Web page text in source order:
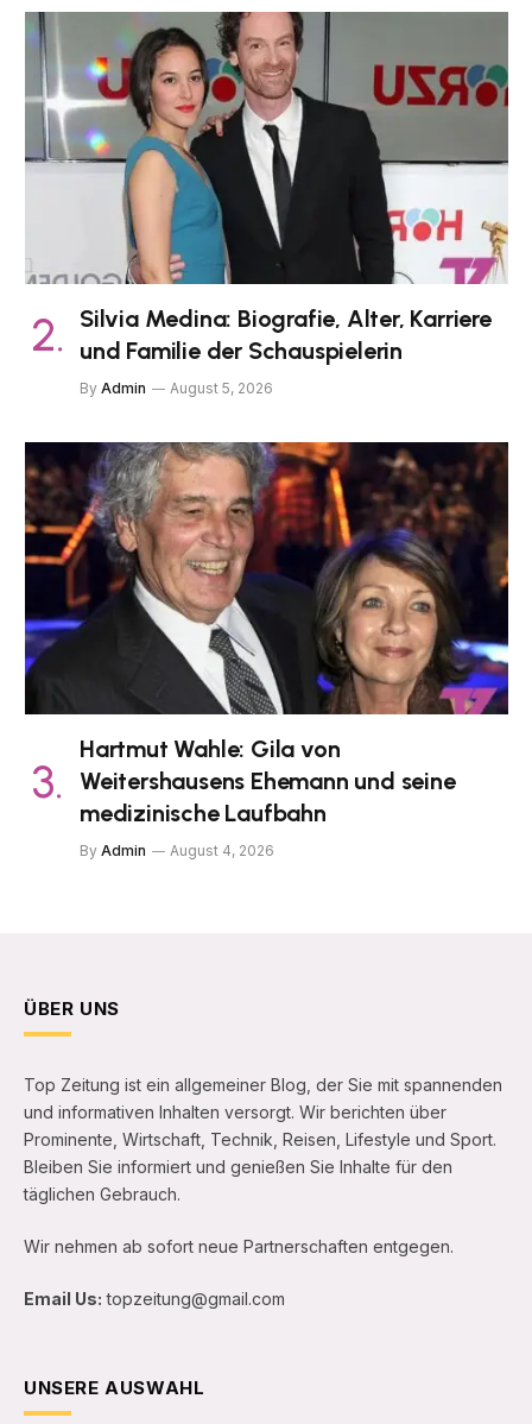
Silvia Medina: Biografie, Alter, Karriere
und Familie der Schauspielerin
By Admin August 5, 2026
Hartmut Wahle: Gila von
Weitershausens Ehemann und seine
medizinische Laufbahn
By Admin August 4, 2026
ÜBER UNS
Top Zeitung ist ein allgemeiner Blog, der Sie mit spannenden
und informativen Inhalten versorgt. Wir berichten über
Prominente, Wirtschaft, Technik, Reisen, Lifestyle und Sport.
Bleiben Sie informiert und genießen Sie Inhalte für den
täglichen Gebrauch.
Wir nehmen ab sofort neue Partnerschaften entgegen.
Email Us: topzeitung@gmail.com
UNSERE AUSWAHL